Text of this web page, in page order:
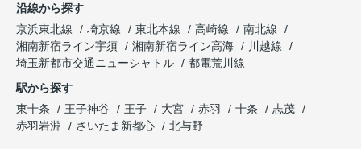
沿線から探す
京浜東北線
埼京線 東北本線 高崎線
南北線
湘南新宿ライン宇須
湘南新宿ライン高海
川越線
埼玉新都市交通ニューシャトル
都電荒川線
駅から探す
東十条
王子神谷 王子 大宮 赤羽 十条
志茂
赤羽岩淵
さいたま新都心 北与野